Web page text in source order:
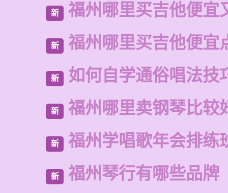
新 福州哪里买吉他便宜
新 福州哪里买吉他便宜
新 如何自学通俗唱法技
新 福州哪里卖钢琴比较
新 福州学唱歌年会排练
新 福州琴行有哪些品牌